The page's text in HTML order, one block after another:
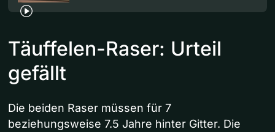
Täuffelen-Raser: Urteil
gefällt
Die beiden Raser müssen für 7
beziehungsweise 7.5 Jahre hinter Gitter. Die